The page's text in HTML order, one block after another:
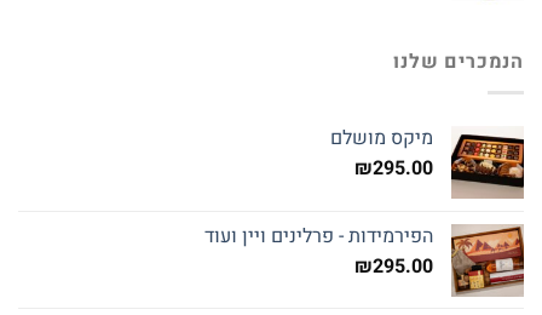
הנמכרים שלנו
מיקס מושלם
₪295.00
הפירמידות - פרלינים ויין ועוד
₪295.00